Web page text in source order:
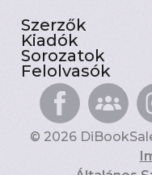
Szerzők
Kiadók
Sorozatok
Felolvasók
© 2026